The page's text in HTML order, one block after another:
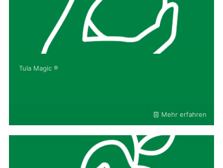
Tula Magic ®
Mehr erfahren